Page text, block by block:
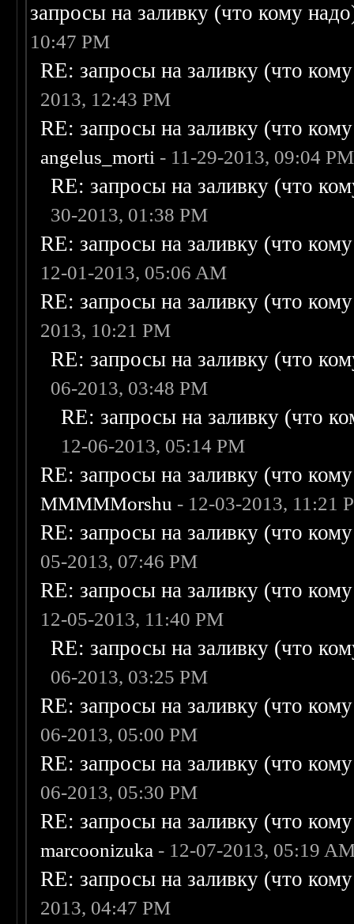
запросы на заливку (что кому
10:47 PM
RE: запросы на заливку (что
2013, 12:43 PM
RE: запросы на заливку (что
angelus_morti - 11-29-2013, 09:04 PM
RE: запросы на заливку (что
30-2013, 01:38 PM
RE: запросы на заливку (что
12-01-2013, 05:06 AM
RE: запросы на заливку (что
2013, 10:21 PM
RE: запросы на заливку (что
06-2013, 03:48 PM
RE: запросы на заливку (что
12-06-2013, 05:14 PM
RE: запросы на заливку (что
MMMMMorshu - 12-03-2013, 11:21
RE: запросы на заливку (что
05-2013, 07:46 PM
RE: запросы на заливку (что
12-05-2013, 11:40 PM
RE: запросы на заливку (что
06-2013, 03:25 PM
RE: запросы на заливку (что
06-2013, 05:00 PM
RE: запросы на заливку (что
06-2013, 05:30 PM
RE: запросы на заливку (что
marcoonizuka - 12-07-2013, 05:19
RE: запросы на заливку (что
2013, 04:47 PM